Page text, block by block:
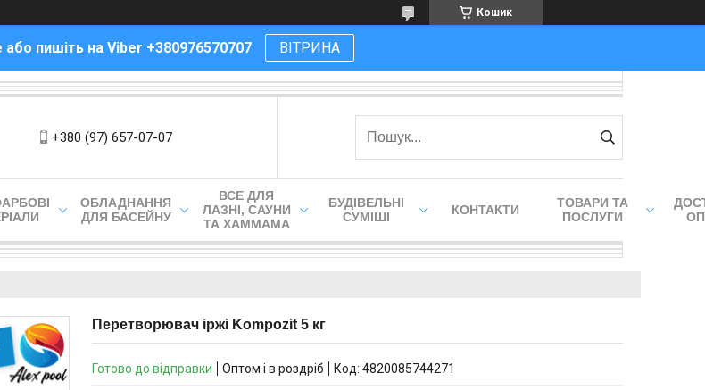
Кошик
пишіть на Viber +380976570707 ВІТРИНА
+380 (97) 657-07-07
ОБЛАДНАННЯ
ДЛЯ БАСЕЙНУ
ВСЕ ДЛЯ
ЛАЗНІ, САУНИ
ТА ХАММАМА
БУДІВЕЛЬНІ
СУМІШІ
КОНТАКТИ
ТОВАРИ ТА
ПОСЛУГИ
Перетворювач іржі Kompozit 5 кг
Готово до відправки Оптом і в роздріб Код: 4820085744271